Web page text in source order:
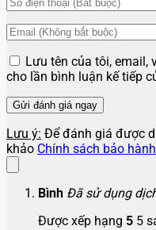
Lưu tên của tôi, email,
cho lần bình luận kế tiếp
Lưu ý: Để đánh giá được
khảo Chính sách bảo hành
Bình Đã sử dụng
Được xếp hạng 5 5